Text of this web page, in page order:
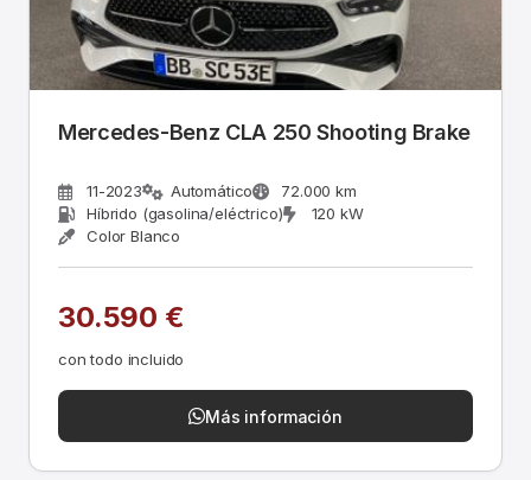
Mercedes-Benz CLA 250 Shooting Brake
11-2023 Automático
72.000 km
Híbrido (gasolina/eléctrico)
120 kW
Color Blanco
30.590 €
con todo incluido
Más información